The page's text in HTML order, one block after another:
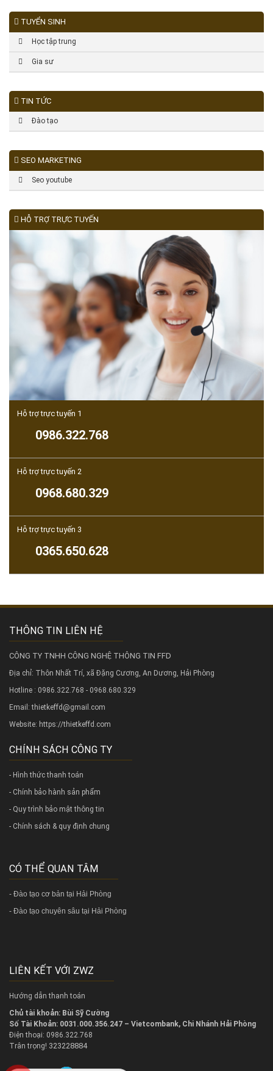
TUYỂN SINH
Học tập trung
Gia sư
TIN TỨC
Đào tạo
SEO MARKETING
Seo youtube
HỖ TRỢ TRỰC TUYẾN
Hỗ trợ trực tuyến 1
0986.322.768
Hỗ trợ trực tuyến 2
0968.680.329
Hỗ trợ trực tuyến 3
0365.650.628
THÔNG TIN LIÊN HỆ
CÔNG TY TNHH CÔNG NGHỆ THÔNG TIN FFD
Địa chỉ: Thôn Nhất Trí, xã Đặng Cương, An Dương, Hải Phòng
Hotline : 0986.322.768 - 0968.680.329
Email: thietkeffd@gmail.com
Website: https://thietkeffd.com
CHÍNH SÁCH CÔNG TY
- Hình thức thanh toán
- Chính bảo hành sản phẩm
- Quy trình bảo mật thông tin
- Chính sách & quy định chung
CÓ THỂ QUAN TÂM
- Đào tạo cơ bản tại Hải Phòng
- Đào tạo chuyên sâu tại Hải Phòng
LIÊN KẾT VỚI ZWZ
Hướng dẫn thanh toán
Chủ tài khoản: Bùi Sỹ Cường
Số Tài Khoản: 0031.000.356.247 – Vietcombank, Chi Nhánh Hải Phòng
Điện thoại: 0986.322.768
Trân trọng! 323228884